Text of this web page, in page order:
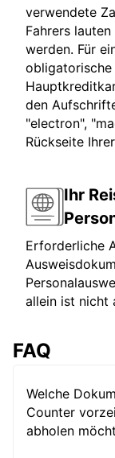
verwendete
Fahrers
werden. Für
den
"electron",
Rückseite
Ihr
Erforderliche
allein ist nicht
FAQ
Welche
Counter
abholen